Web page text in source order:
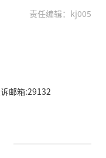
责任编辑：kj005
邮箱:29132